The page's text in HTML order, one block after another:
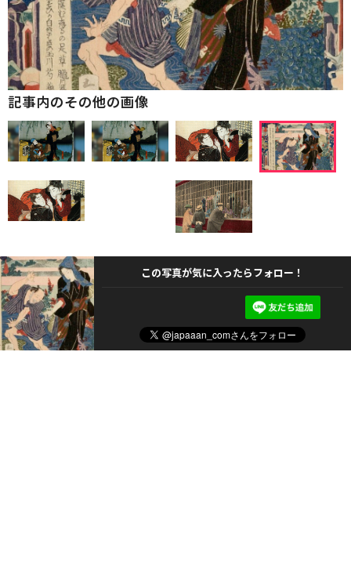
記事内のその他の画像
この写真が気に入ったらフォロー！